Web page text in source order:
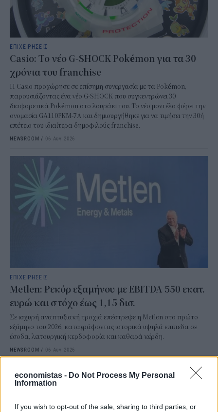
economistas - Do Not Process My Personal
Information
If you wish to opt-out of the sale, sharing to third parties, or
ΕΠΙΧΕΙΡΗΣΕΙΣ
Casio: Το νέο G-SHOCK Pokémon για τα 30
χρόνια του franchise
Η Casio προχώρησε σε επίσημη συνεργασία με τα Pokémon,
παρουσιάζοντας ένα νέο G-SHOCK που συγκεντρώνει 30
διαφορετικά Pokémon στο λουράκι του. Το νέο μοντέλο φέρει την
ονομασία GA110PKM-7A και δημιουργήθηκε για να τιμήσει την 30ή
επέτειο του ιδιαίτερα δημοφιλούς franchise.
NEWSROOM / 06 Αυγ 2026
ΕΠΙΧΕΙΡΗΣΕΙΣ
Metlen: Ρεκόρ εξαμήνου με EBITDA 550 εκατ.
ευρώ και στόχο έως 1,15 δισ.
Σε ισχυρή αναπτυξιακή τροχιά επέστρεψε η Metlen στο πρώτο
εξάμηνο του 2026, καταγράφοντας ιστορικά υψηλά επίπεδα σε
έσοδα, λειτουργική κερδοφορία και καθαρά κέρδη.
NEWSROOM / 06 Αυγ 2026